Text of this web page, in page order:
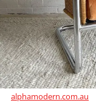
alphamodern.com.au